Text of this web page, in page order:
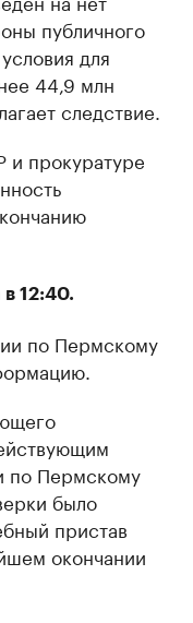
публичного
для
44,9 млн
следствие.
и прокуратуре
12:40.
по Пермскому
по Пермскому
было
пристав
окончании